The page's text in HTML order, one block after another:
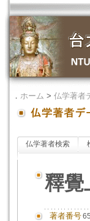
． ホーム > 仏学著者
仏学著者検索
釋覺
著者番号